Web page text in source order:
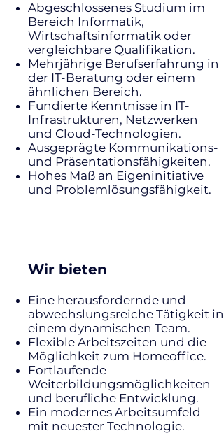
Abgeschlossenes Studium im
Bereich Informatik,
Wirtschaftsinformatik oder
vergleichbare Qualifikation.
Mehrjährige Berufserfahrung in
der IT-Beratung oder einem
ähnlichen Bereich.
Fundierte Kenntnisse in IT-
Infrastrukturen, Netzwerken
und Cloud-Technologien.
Ausgeprägte Kommunikations-
und Präsentationsfähigkeiten.
Hohes Maß an Eigeninitiative
und Problemlösungsfähigkeit.
Wir bieten
Eine herausfordernde und
abwechslungsreiche Tätigkeit in
einem dynamischen Team.
Flexible Arbeitszeiten und die
Möglichkeit zum Homeoffice.
Fortlaufende
Weiterbildungsmöglichkeiten
und berufliche Entwicklung.
Ein modernes Arbeitsumfeld
mit neuester Technologie.